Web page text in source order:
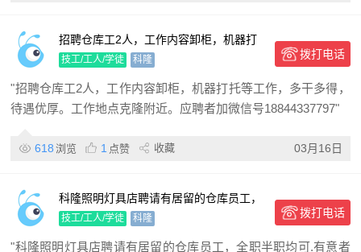
招聘仓库工2人，工作内容卸柜，机器打
托等工作，多干多得，待遇优厚。工作地
点克隆附近。
技工/工人/学徒 科隆 拨打电话
"招聘仓库工2人，工作内容卸柜，机器打托等工作，多干多得，
待遇优厚。工作地点克隆附近。应聘者加微信号18844337797"
618 浏览 1 点赞 收藏 03月16日
科隆照明灯具店聘请有居留的仓库员工，
全职半职均可.有意者请联系
技工/工人/学徒 科隆 拨打电话
"科隆照明灯具店聘请有居留的仓库员工，全职半职均可.有意者